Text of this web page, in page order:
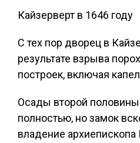
Кайзерверт в 1646 году
С тех пор дворец в
результате взрыва
построек, включая
Осады второй половины
полностью, но замок
владение архиепископа